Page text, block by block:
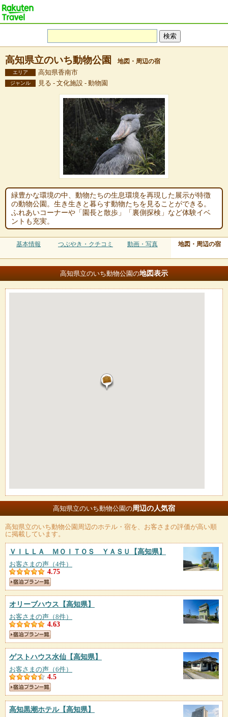
高知県立のいち動物公園 地図・周辺の宿
エリア 高知県香南市
ジャンル 見る - 文化施設 - 動物園
緑豊かな環境の中、動物たちの生息環境を再現した展示が特徴
の動物公園。生き生きと暮らす動物たちを見ることができる。
ふれあいコーナーや「園長と散歩」「裏側探検」など体験イベ
ントも充実。
基本情報 つぶやき・クチコミ 動画・写真 地図・周辺の宿
高知県立のいち動物公園の地図表示
高知県立のいち動物公園の周辺の人気宿
高知県立のいち動物公園 周辺のホテル・宿を、お客さまの評価が高い順
に掲載しています。
ＶＩＬＬＡ ＭＯＩＴＯＳ ＹＡＳＵ 【高知県】
お客さまの声（4件）
4.75
オリーブハウス 【高知県】
お客さまの声（8件）
4.63
ゲストハウス水仙 【高知県】
お客さまの声（6件）
4.5
高知黒潮ホテル【高知県】